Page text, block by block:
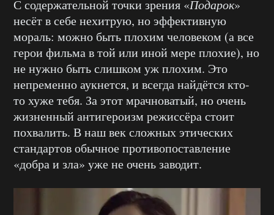
С содержательной точки зрения «Подарок»
несёт в себе нехитрую, но эффективную
мораль: можно быть плохим человеком (а все
герои фильма в той или иной мере плохие), но
не нужно быть слишком уж плохим. Это
непременно аукнется, и всегда найдётся кто-
то хуже тебя. За этот мрачноватый, но очень
жизненный антигероизм режиссёра стоит
похвалить. В наш век сложных этических
стандартов обычное противопоставление
«добра и зла» уже не очень заводит.